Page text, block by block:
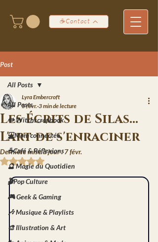
☕Contact
Post
All Posts
✏️ Witchscrapbook
💻Mom'connectée
☕Café & Réflexions
🔮 Magie du Quotidien
🎬Pop Culture
🎮 Geek & Gaming
🎶 Musique & Playlists
🎨 Illustration & Art
All Posts
Les Écrits de Silas...
L'art de s'enraciner
Lyra Embercroft
5 févr. 3 min de lecture
Dernière mise à jour :7 févr.
Noté NaN étoiles sur 5.